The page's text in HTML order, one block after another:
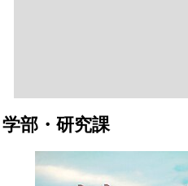
学部・研究課